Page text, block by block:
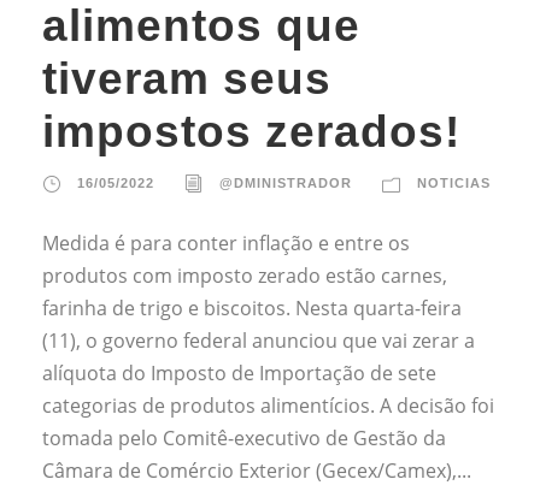
alimentos que
tiveram seus
impostos zerados!
16/05/2022 @DMINISTRADOR NOTICIAS
Medida é para conter inflação e entre os
produtos com imposto zerado estão carnes,
farinha de trigo e biscoitos. Nesta quarta-feira
(11), o governo federal anunciou que vai zerar a
alíquota do Imposto de Importação de sete
categorias de produtos alimentícios. A decisão foi
tomada pelo Comitê-executivo de Gestão da
Câmara de Comércio Exterior (Gecex/Camex),...